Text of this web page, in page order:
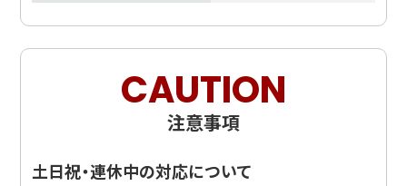
CAUTION
注意事項
土日祝・連休中の対応について